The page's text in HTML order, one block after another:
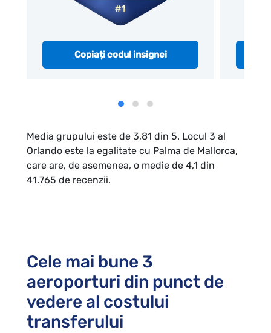
Copiați codul insignei
Media grupului este de 3,81 din 5. Locul 3 al
Orlando este la egalitate cu Palma de Mallorca,
care are, de asemenea, o medie de 4,1 din
41.765 de recenzii.
Cele mai bune 3
aeroporturi din punct de
vedere al costului
transferului